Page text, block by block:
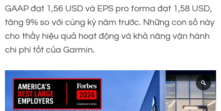
GAAP đạt 1,56 USD và EPS pro forma đạt 1,58 USD,
tăng 9% so với cùng kỳ năm trước. Những con số này
cho thấy hiệu quả hoạt động và khả năng vận hành
chi phí tốt của Garmin.